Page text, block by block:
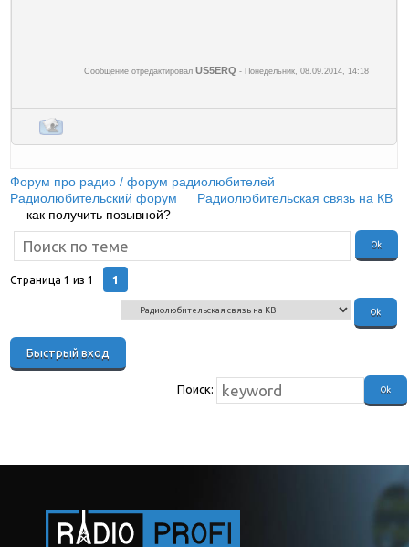
Сообщение отредактировалUS5ERQ - Понедельник, 08.09.2014, 14:18
Форум про радио / форум радиолюбителей
Радиолюбительский форум
Радиолюбительская связь на КВ
как получить позывной?
Страница1 из1 1
Поиск: